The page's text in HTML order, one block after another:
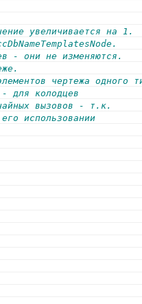
увеличивается на 1.
- они не изменяются.
чертежа одного
для колодцев
вызовов - т.к.
использовании